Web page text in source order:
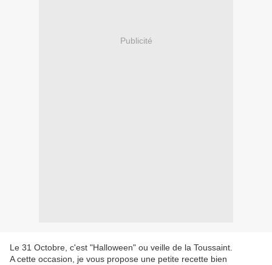
Publicité
Le 31 Octobre, c'est "Halloween" ou veille de la Toussaint.
A cette occasion, je vous propose une petite recette bien